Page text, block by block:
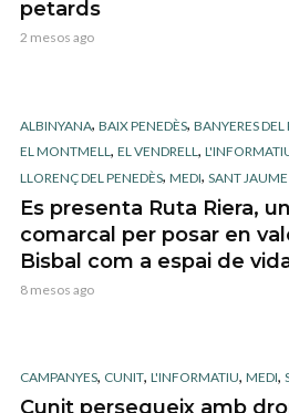
petards
2 mesos ago
ALBINYANA, BAIX PENEDÈS, BANYERES DEL
EL MONTMELL, EL VENDRELL,
LLORENÇ DEL PENEDÈS, MEDI, SANT
Es presenta Ruta Riera,
comarcal per posar en
Bisbal com a espai de
8 mesos ago
CAMPANYES, CUNIT, L'INFORMATIU, MEDI,
Cunit persegueix amb